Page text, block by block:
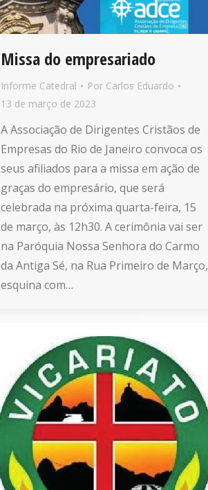
Missa do empresariado
Informe Catedral Por Carlos Eduardo
13 de março de 2023
A Associação de Dirigentes Cristãos de
Empresas do Rio de Janeiro convoca os
seus afiliados para a missa em ação de
graças do empresário, que será
celebrada na próxima quarta-feira, 15
de março, às 12h30. A cerimônia vai ser
na Paróquia Nossa Senhora do Carmo
da Antiga Sé, na Rua Primeiro de Março,
esquina com…